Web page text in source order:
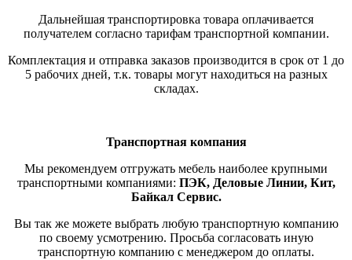
Дальнейшая транспортировка товара оплачивается
получателем согласно тарифам транспортной компании.
Комплектация и отправка заказов производится в срок от 1 до
5 рабочих дней, т.к. товары могут находиться на разных
складах.
Транспортная компания
Мы рекомендуем отгружать мебель наиболее крупными
транспортными компаниями: ПЭК, Деловые Линии, Кит,
Байкал Сервис.
Вы так же можете выбрать любую транспортную компанию
по своему усмотрению. Просьба согласовать иную
транспортную компанию с менеджером до оплаты.